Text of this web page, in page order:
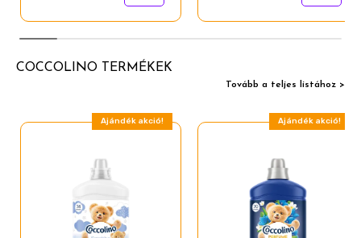
COCCOLINO TERMÉKEK
Tovább a teljes listához >
Ajándék akció! Ajándék akció!